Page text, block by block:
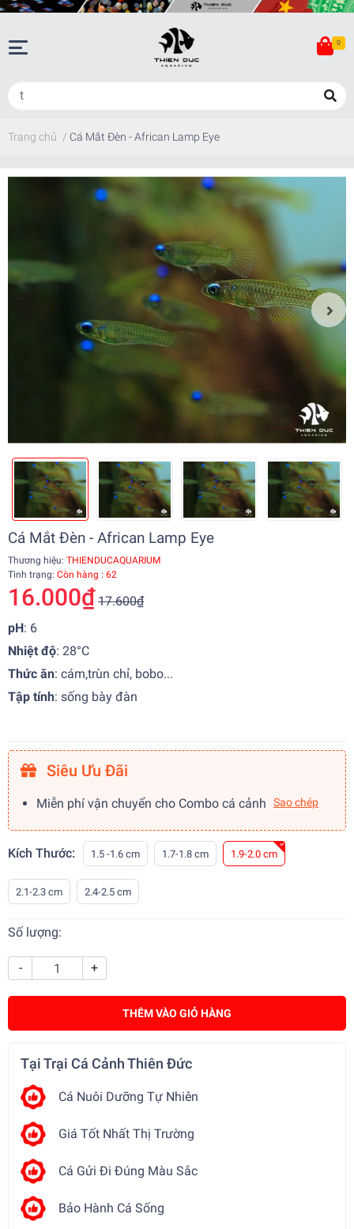
0
Trang chủ / Cá Mắt Đèn - African Lamp Eye
Cá Mắt Đèn - African Lamp Eye
Thương hiệu: THIENDUCAQUARIUM
Tình trạng: Còn hàng : 62
16.000₫ 17.600₫
pH: 6
Nhiệt độ: 28°C
Thức ăn: cám,trùn chỉ, bobo...
Tập tính: sống bày đàn
Siêu Ưu Đãi
Miễn phí vận chuyển cho Combo cá cảnh Sao chép
Kích Thước: 1.5 -1.6 cm 1.7-1.8 cm 1.9-2.0 cm
2.1-2.3 cm 2.4-2.5 cm
Số lượng:
- +
THÊM VÀO GIỎ HÀNG
Tại Trại Cá Cảnh Thiên Đức
Cá Nuôi Dưỡng Tự Nhiên
Giá Tốt Nhất Thị Trường
Cá Gửi Đi Đúng Màu Sắc
Bảo Hành Cá Sống